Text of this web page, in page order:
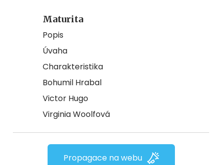
Maturita
Popis
Úvaha
Charakteristika
Bohumil Hrabal
Victor Hugo
Virginia Woolfová
Propagace na webu